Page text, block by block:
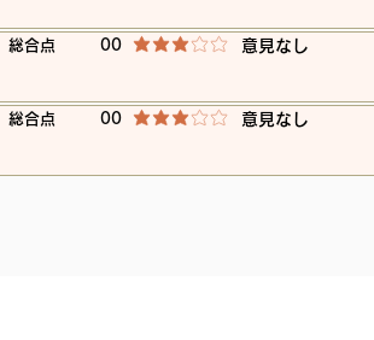
​総合点 00 平均評価 3 /5 ​意見なし
​総合点 00 平均評価 3 /5 ​意見なし